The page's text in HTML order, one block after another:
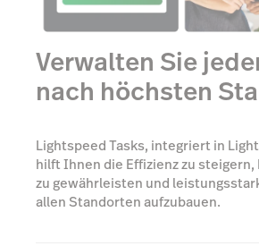
Verwalten Sie
nach höchsten
Lightspeed Tasks, integriert in
hilft Ihnen die Effizienz zu
zu gewährleisten und
allen Standorten aufzubauen.